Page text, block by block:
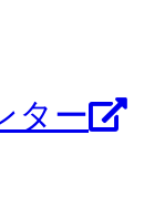
ター